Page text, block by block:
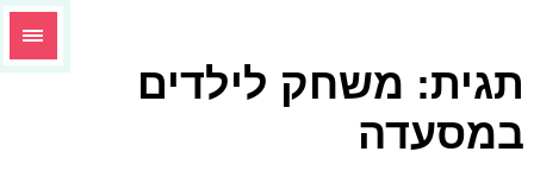
משחק לילדים